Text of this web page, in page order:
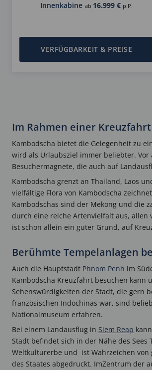
Innenkabine ab 16.999 € p.P.
VERFÜGBARKEIT & PREISE
Im Rahmen einer
Kambodscha bietet die Gelegenheit zu
wird als Urlaubsziel immer beliebter.
Besuchermagnete, die auch auf
Kambodscha grenzt an Thailand, Laos
vielfältige Flora von Kambodscha
Kambodschas sind der Mekong und die
durch eine reiche Artenvielfalt aus, allen
ist schon allein ein guter Grund, auf
Berühmte Tempelanlagen
Auch die Hauptstadt Phnom Penh im
Kambodscha Kreuzfahrt besuchen
Sehenswürdigkeiten der Stadt, die gern
französischen Indochinas war, sind
Nationalmuseum erfahren.
Bei einem Landausflug in Siem Reap
Stadt befindet sich in der Nähe des Sees
Weltkulturerbe und ist Wahrzeichen von
des Staates abgedruckt. ImZentrum der